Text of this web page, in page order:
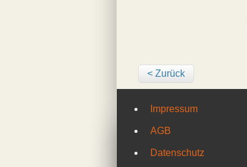
< Zurück
Impressum
AGB
Datenschutz